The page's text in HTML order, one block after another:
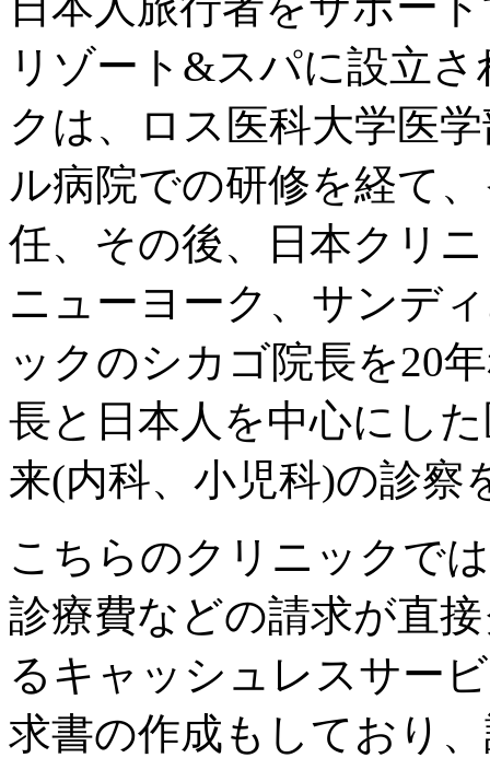
リゾート&スパに設立
クは、ロス医科大学医
ル病院での研修を経て
任、その後、日本クリ
ニューヨーク、サンデ
ックのシカゴ院長を20
長と日本人を中心にし
来(内科、小児科)の診察
こちらのクリニックで
診療費などの請求が直
るキャッシュレスサー
求書の作成もしており